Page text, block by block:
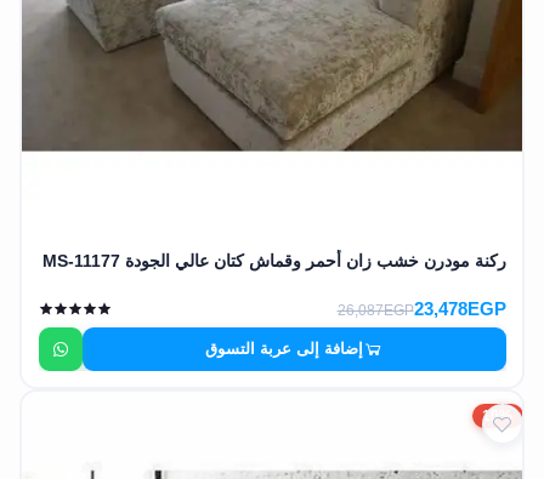
ركنة مودرن خشب زان أحمر وقماش كتان عالي الجودة MS-11177
23,478EGP
26,087EGP
إضافة إلى عربة التسوق
10%